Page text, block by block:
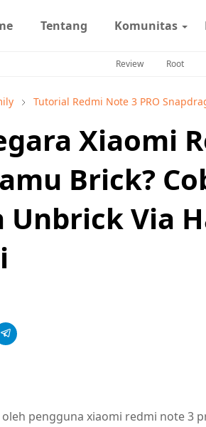
Tentang Komunitas
Review Root
Tutorial Redmi Note 3 PRO
Xiaomi
Brick?
Unbrick Via
pengguna xiaomi redmi note 3